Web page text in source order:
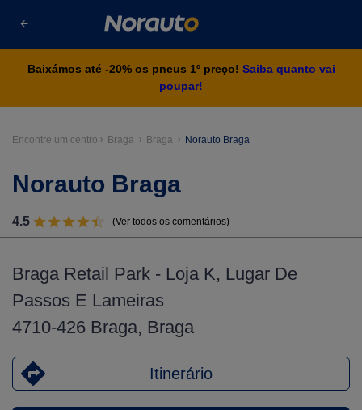
Baixámos até -20% os pneus 1º preço! Saiba quanto vai
poupar!
Encontre um centro Braga Braga Norauto Braga
Norauto Braga
4.5 (Ver todos os comentários)
Braga Retail Park - Loja K, Lugar De
Passos E Lameiras
4710-426 Braga, Braga
Itinerário